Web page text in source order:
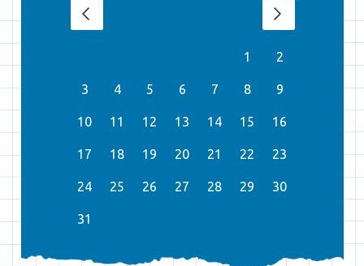
1 2
3 4 5 6 7 8 9
10 11 12 13 14 15 16
17 18 19 20 21 22 23
24 25 26 27 28 29 30
31